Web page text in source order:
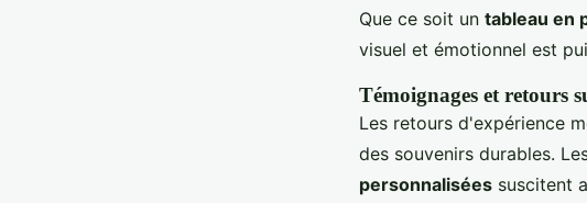
Que ce soit un tableau en
visuel et émotionnel est
Témoignages et retours
Les retours d'expérience
des souvenirs durables.
personnalisées suscitent